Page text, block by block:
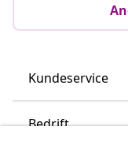
Kundeservice
Bedrift